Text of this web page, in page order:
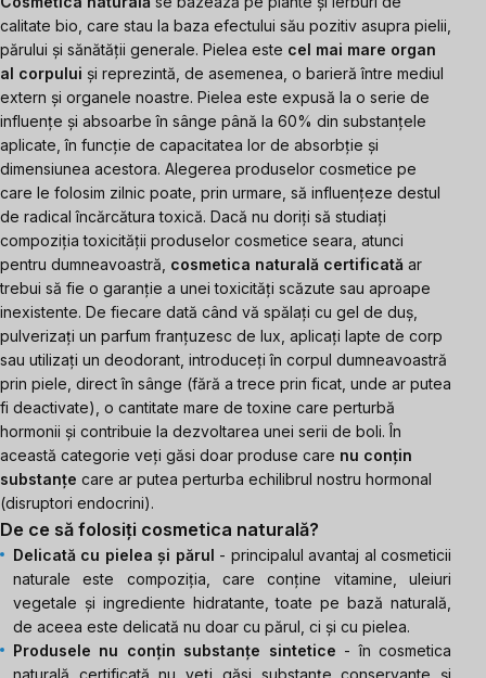
calitate bio, care stau la baza efectului său pozitiv asupra pielii,
părului și sănătății generale. Pielea este cel mai mare organ
al corpului și reprezintă, de asemenea, o barieră între mediul
extern și organele noastre. Pielea este expusă la o serie de
influențe și absoarbe în sânge până la 60% din substanțele
aplicate , în funcție de capacitatea lor de absorbție și
dimensiunea acestora. Alegerea produselor cosmetice pe
care le folosim zilnic poate, prin urmare, să influențeze destul
de radical încărcătura toxică. Dacă nu doriți să studiați
compoziția toxicității produselor cosmetice seara, atunci
pentru dumneavoastră, cosmetica naturală certificată ar
trebui să fie o garanție a unei toxicități scăzute sau aproape
inexistente. De fiecare dată când vă spălați cu gel de duș,
pulverizați un parfum franțuzesc de lux, aplicați lapte de corp
sau utilizați un deodorant, introduceți în corpul dumneavoastră
prin piele, direct în sânge (fără a trece prin ficat, unde ar putea
fi deactivate), o cantitate mare de toxine care perturbă
hormonii și contribuie la dezvoltarea unei serii de boli. În
această categorie veți găsi doar produse care nu conțin
substanțe care ar putea perturba echilibrul nostru hormonal
(disruptori endocrini).
De ce să folosiți cosmetica naturală?
Delicată cu pielea și părul - principalul avantaj al cosmeticii
naturale este compoziția, care conține vitamine, uleiuri
vegetale și ingrediente hidratante, toate pe bază naturală,
de aceea este delicată nu doar cu părul, ci și cu pielea.
Produsele nu conțin substanțe sintetice - în cosmetica
naturală certificată nu veți găsi substanțe conservante și